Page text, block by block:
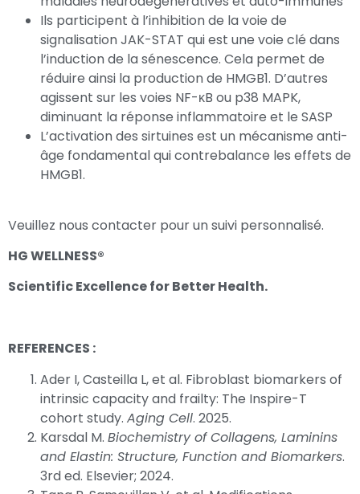
Ils participent à l’inhibition de la voie de
signalisation JAK-STAT qui est une voie clé dans
l’induction de la sénescence. Cela permet de
réduire ainsi la production de HMGB1. D’autres
agissent sur les voies NF-κB ou p38 MAPK,
diminuant la réponse inflammatoire et le SASP
L’activation des sirtuines est un mécanisme anti-
âge fondamental qui contrebalance les effets de
HMGB1.
Veuillez nous contacter pour un suivi personnalisé.
HG WELLNESS®
Scientific Excellence for Better Health.
REFERENCES :
Ader I, Casteilla L, et al. Fibroblast biomarkers of
intrinsic capacity and frailty: The Inspire-T
cohort study. Aging Cell. 2025.
Karsdal M. Biochemistry of Collagens, Laminins
and Elastin: Structure, Function and Biomarkers.
3rd ed. Elsevier; 2024.